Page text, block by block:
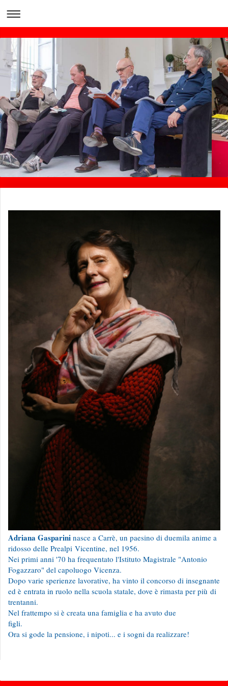
Adriana Gasparini nasce a Carrè, un paesino di duemila anime a
ridosso delle Prealpi Vicentine, nel 1956.
Nei primi anni '70 ha frequentato l'Istituto Magistrale "Antonio
Fogazzaro" del capoluogo Vicenza.
Dopo varie sperienze lavorative, ha vinto il concorso di insegnante
ed è entrata in ruolo nella scuola statale, dove è rimasta per più di
trentanni.
Nel frattempo si è creata una famiglia e ha avuto due
figli.
Ora si gode la pensione, i nipoti... e i sogni da realizzare!